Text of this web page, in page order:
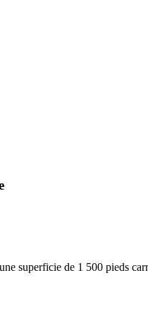
superficie de 1 500 pieds